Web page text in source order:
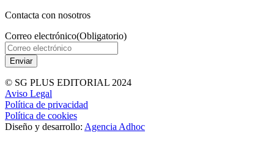
Contacta con nosotros
Correo electrónico(Obligatorio)
© SG PLUS EDITORIAL 2024
Aviso Legal
Política de privacidad
Política de cookies
Diseño y desarrollo: Agencia Adhoc